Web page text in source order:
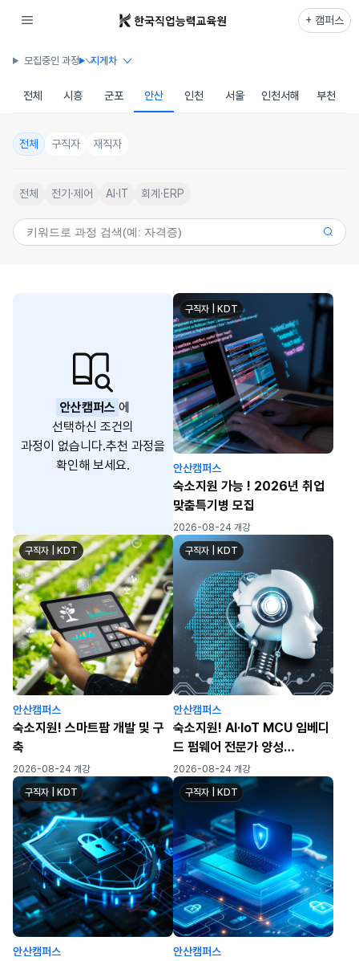
+ 캠퍼스
모집중인 과정 지게차
전체 시흥 군포 안산 인천 서울 인천서해 부천
전체 구직자 재직자
전체 전기·제어 AI·IT 회계·ERP
안산캠퍼스 에
선택하신 조건의
과정이 없습니다.추천 과정을
확인해 보세요.
구직자 | KDT
안산캠퍼스
숙소지원 가능 ! 2026년 취업
맞춤특기병 모집
2026-08-24 개강
구직자 | KDT
안산캠퍼스
숙소지원! 스마트팜 개발 및 구
축
2026-08-24 개강
구직자 | KDT
안산캠퍼스
숙소지원! AI·IoT MCU 임베디
드 펌웨어 전문가 양성
(STM32·ESP32 실무)
2026-08-24 개강
구직자 | KDT
안산캠퍼스
구직자 | KDT
안산캠퍼스